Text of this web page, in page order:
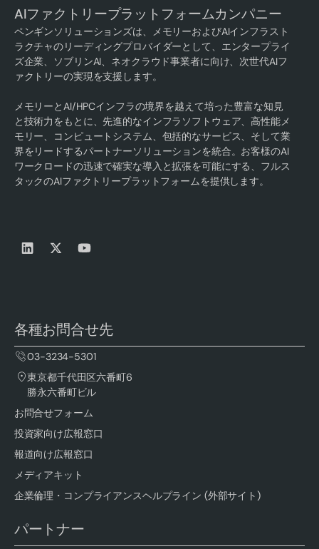
AIファクトリープラットフォームカンパニー
ペンギンソリューションズは、メモリーおよびAIインフラスト
ラクチャのリーディングプロバイダーとして、エンタープライ
ズ企業、ソブリンAI、ネオクラウド事業者に向け、次世代AIフ
ァクトリーの実現を支援します。
メモリーとAI/HPCインフラの境界を越えて培った豊富な知見
と技術力をもとに、先進的なインフラソフトウェア、高性能メ
モリー、コンピュートシステム、包括的なサービス、そして業
界をリードするパートナーソリューションを統合。お客様のAI
ワークロードの迅速で確実な導入と拡張を可能にする、フルス
タックのAIファクトリープラットフォームを提供します。
各種お問合せ先
03-3234-5301
東京都千代田区六番町6
勝永六番町ビル
お問合せフォーム
投資家向け広報窓口
報道向け広報窓口
メディアキット
企業倫理・コンプライアンスヘルプライン (外部サイト)
パートナー